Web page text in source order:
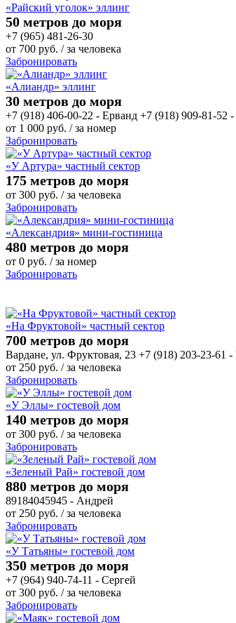
«Райский уголок» эллинг
50 метров до моря
+7 (965) 481-26-30
от 700 руб. / за человека
Забронировать
«Алиандр» эллинг
30 метров до моря
+7 (918) 406-00-22 - Ерванд +7 (918) 909-81-52
от 1 000 руб. / за номер
Забронировать
«У Артура» частный сектор
175 метров до моря
от 300 руб. / за человека
Забронировать
«Александрия» мини-гостиница
480 метров до моря
от 0 руб. / за номер
Забронировать
«На Фруктовой» частный сектор
700 метров до моря
Вардане, ул. Фруктовая, 23 +7 (918) 203-23-61
от 250 руб. / за человека
Забронировать
«У Эллы» гостевой дом
140 метров до моря
от 300 руб. / за человека
Забронировать
«Зеленый Рай» гостевой дом
880 метров до моря
89184045945 - Андрей
от 250 руб. / за человека
Забронировать
«У Татьяны» гостевой дом
350 метров до моря
+7 (964) 940-74-11 - Сергей
от 300 руб. / за человека
Забронировать